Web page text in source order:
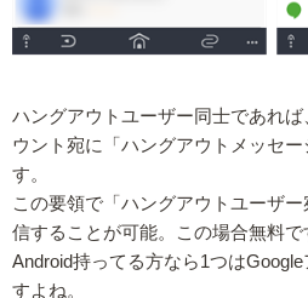
ハングアウトユーザー同士であれ
ウント宛に「ハングアウトメッセ
す。
この要領で「ハングアウトユーザ
信することが可能。この場合無料で
Android持ってる方なら1つは
すよね。